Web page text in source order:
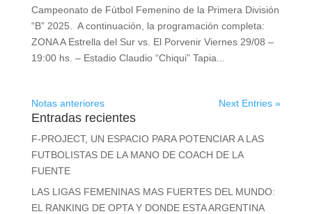
Campeonato de Fútbol Femenino de la Primera División
“B” 2025. A continuación, la programación completa:
ZONA A Estrella del Sur vs. El Porvenir Viernes 29/08 –
19:00 hs. – Estadio Claudio “Chiqui” Tapia...
Notas anteriores Next Entries »
Entradas recientes
F-PROJECT, UN ESPACIO PARA POTENCIAR A LAS
FUTBOLISTAS DE LA MANO DE COACH DE LA
FUENTE
LAS LIGAS FEMENINAS MAS FUERTES DEL MUNDO:
EL RANKING DE OPTA Y DONDE ESTA ARGENTINA